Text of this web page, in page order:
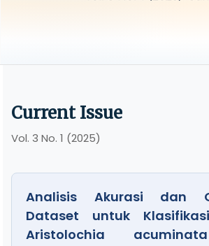
Current Issue
Vol. 3 No. 1 (2025)
Analisis Akurasi dan
Dataset untuk
Aristolochia